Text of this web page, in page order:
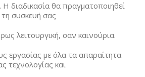
διαδικασία θα πραγματοποιηθεί
τη συσκευή σας
λειτουργική, σαν καινούρια.
εργασίας με όλα τα απαραίτητα
τεχνολογίας και